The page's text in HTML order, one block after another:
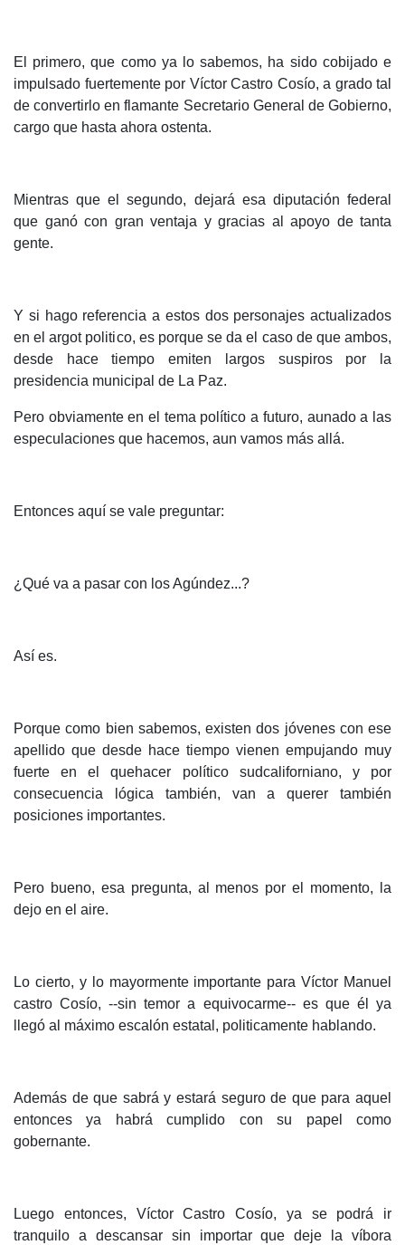
El primero, que como ya lo sabemos, ha sido cobijado e
impulsado fuertemente por Víctor Castro Cosío, a grado tal
de convertirlo en flamante Secretario General de Gobierno,
cargo que hasta ahora ostenta.
Mientras que el segundo, dejará esa diputación federal
que ganó con gran ventaja y gracias al apoyo de tanta
gente.
Y si hago referencia a estos dos personajes actualizados
en el argot politico, es porque se da el caso de que ambos,
desde hace tiempo emiten largos suspiros por la
presidencia municipal de La Paz.
Pero obviamente en el tema político a futuro, aunado a las
especulaciones que hacemos, aun vamos más allá.
Entonces aquí se vale preguntar:
¿Qué va a pasar con los Agúndez...?
Así es.
Porque como bien sabemos, existen dos jóvenes con ese
apellido que desde hace tiempo vienen empujando muy
fuerte en el quehacer político sudcaliforniano, y por
consecuencia lógica también, van a querer también
posiciones importantes.
Pero bueno, esa pregunta, al menos por el momento, la
dejo en el aire.
Lo cierto, y lo mayormente importante para Víctor Manuel
castro Cosío, --sin temor a equivocarme-- es que él ya
llegó al máximo escalón estatal, politicamente hablando.
Además de que sabrá y estará seguro de que para aquel
entonces ya habrá cumplido con su papel como
gobernante.
Luego entonces, Víctor Castro Cosío, ya se podrá ir
tranquilo a descansar sin importar que deje la víbora